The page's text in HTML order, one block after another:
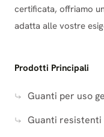
certificata, offriamo
adatta alle vostre
Prodotti Principali
Guanti per uso
Guanti resistenti